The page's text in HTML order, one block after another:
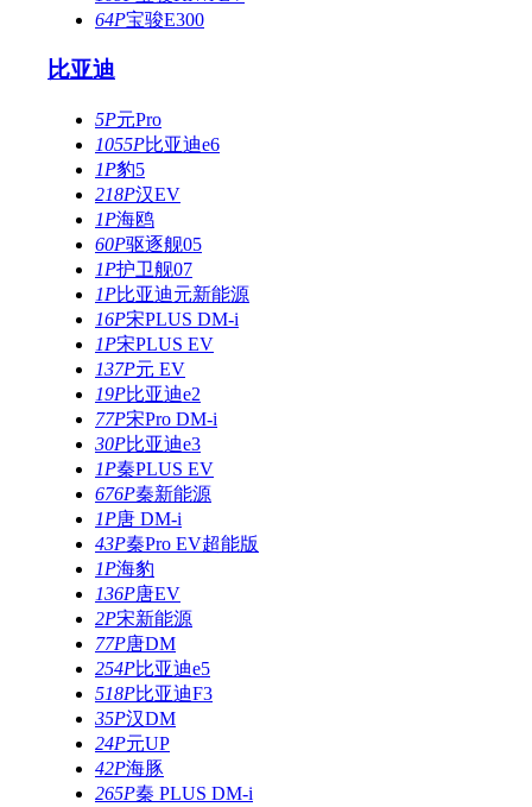
64P宝骏E300
比亚迪
5P元Pro
1055P比亚迪e6
1P豹5
218P汉EV
1P海鸥
60P驱逐舰05
1P护卫舰07
1P比亚迪元新能源
16P宋PLUS DM-i
1P宋PLUS EV
137P元 EV
19P比亚迪e2
77P宋Pro DM-i
30P比亚迪e3
1P秦PLUS EV
676P秦新能源
1P唐 DM-i
43P秦Pro EV超能版
1P海豹
136P唐EV
2P宋新能源
77P唐DM
254P比亚迪e5
518P比亚迪F3
35P汉DM
24P元UP
42P海豚
265P秦 PLUS DM-i